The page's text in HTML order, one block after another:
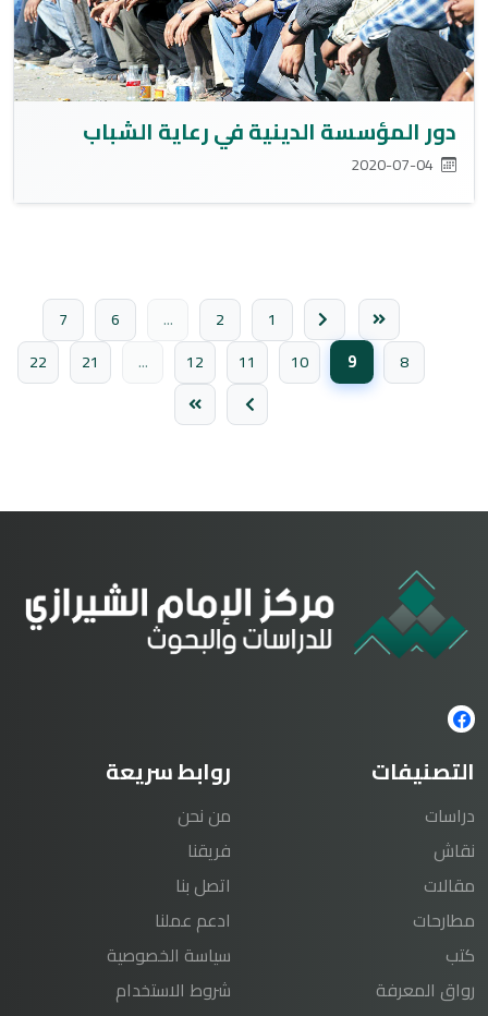
دور المؤسسة الدينية في رعاية الشباب
1
2
...
6
7
8
9(الصفحة الحالية)
10
11
12
...
21
22
التصنيفات
دراسات
نقاش
مقالات
مطارحات
كتب
رواق المعرفة
روابط سريعة
من نحن
فريقنا
اتصل بنا
ادعم عملنا
سياسة الخصوصية
شروط الاستخدام